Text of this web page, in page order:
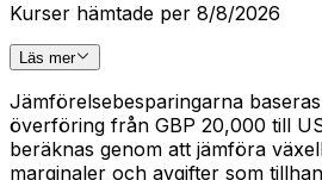
Kurser hämtade per 8/8/2026
Läs mer
Jämförelsebesparingarna
överföring från GBP 20,000 till
beräknas genom att jämföra
marginaler och avgifter som